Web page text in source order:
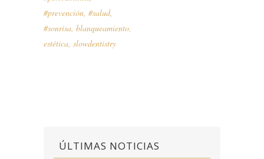
#prevención, #salud,
#sonrisa, blanqueamiento,
estética, slowdentistry
ÚLTIMAS NOTICIAS